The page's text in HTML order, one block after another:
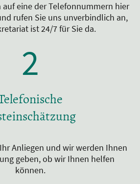
auf eine der Telefonnummern hier
rufen Sie uns unverbindlich an,
ist 24/7 für Sie da.
2
Anliegen und wir werden Ihnen
geben, ob wir Ihnen helfen
können.